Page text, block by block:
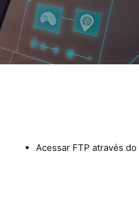
Acessar FTP através